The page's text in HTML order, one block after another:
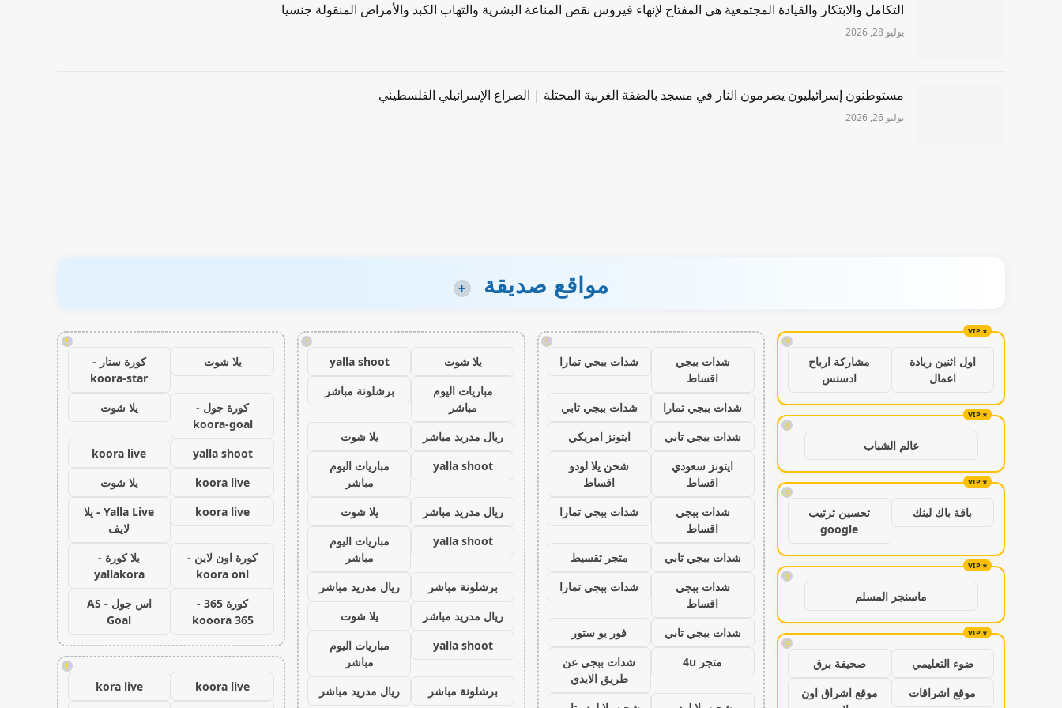
التكامل والابتكار والقيادة المجتمعية هي المفتاح لإنهاء فيروس نقص المناعة البشرية والتهاب الكبد والأمراض المنقولة جنسيا
يوليو 28, 2026
مستوطنون إسرائيليون يضرمون النار في مسجد بالضفة الغربية المحتلة | الصراع الإسرائيلي الفلسطيني
يوليو 26, 2026
مواقع صديقة +
!
اول اثنين ريادة
اعمال
مشاركة ارباح
ادسنس
!
عالم الشباب
!
باقة باك لينك
تحسين ترتيب
google
!
ماسنجر المسلم
!
ضوء التعليمي
صحيفة برق
موقع اشراقات
موقع اشراق اون
!
شدات ببجي
اقساط
شدات ببجي تمارا
شدات ببجي تمارا
شدات ببجي تابي
شدات ببجي تابي
ايتونز امريكي
ايتونز سعودي
اقساط
شحن يلا لودو
اقساط
شدات ببجي
اقساط
شدات ببجي تمارا
شدات ببجي تابي
متجر تقسيط
شدات ببجي
اقساط
شدات ببجي تمارا
شدات ببجي تابي
فور يو ستور
متجر 4u
شدات ببجي عن
طريق الايدي
!
يلا شوت
yalla shoot
مباريات اليوم
مباشر
برشلونة مباشر
ريال مدريد مباشر
يلا شوت
yalla shoot
مباريات اليوم
مباشر
ريال مدريد مباشر
يلا شوت
yalla shoot
مباريات اليوم
مباشر
برشلونة مباشر
ريال مدريد مباشر
ريال مدريد مباشر
يلا شوت
yalla shoot
مباريات اليوم
مباشر
برشلونة مباشر
ريال مدريد مباشر
!
يلا شوت
كورة ستار -
koora-star
كورة جول -
koora-goal
يلا شوت
yalla shoot
koora live
koora live
يلا شوت
koora live
Yalla Live - يلا
لايف
كورة اون لاين -
koora onl
يلا كورة -
yallakora
كورة 365 -
kooora 365
اس جول - AS
Goal
!
koora live
kora live